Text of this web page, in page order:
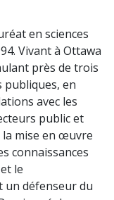
en sciences
Vivant à Ottawa
près de trois
publiques, en
avec les
public et
la mise en œuvre
connaissances
le
un défenseur du